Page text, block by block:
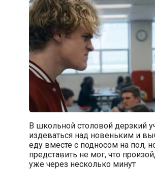
В школьной столовой дерзкий
издеваться над новеньким и
еду вместе с подносом на пол,
представить не мог, что
уже через несколько минут